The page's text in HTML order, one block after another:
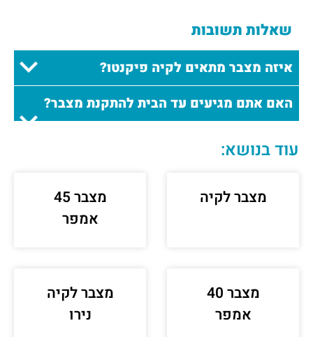
שאלות תשובות
איזה מצבר מתאים לקיה פיקנטו?
האם אתם מגיעים עד הבית להתקנת מצבר?
עוד בנושא:
מצבר לקיה
מצבר 45
אמפר
מצבר 40
אמפר
מצבר לקיה
נירו